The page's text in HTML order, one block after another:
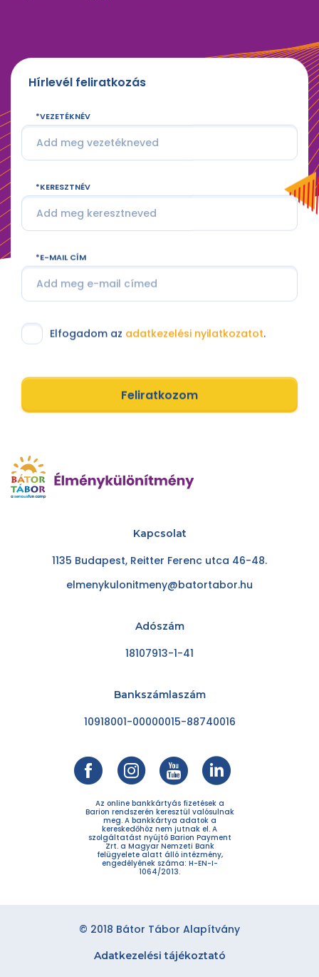
Hírlevél feliratkozás
VEZETÉKNÉV
KERESZTNÉV
E-MAIL CÍM
Elfogadom az adatkezelési nyilatkozatot.
Feliratkozom
Kapcsolat
1135 Budapest, Reitter Ferenc utca 46-48.
elmenykulonitmeny@batortabor.hu
Adószám
18107913-1-41
Bankszámlaszám
10918001-00000015-88740016
Az online bankkártyás fizetések a
Barion rendszerén keresztül valósulnak
meg. A bankkártya adatok a
kereskedőhöz nem jutnak el. A
szolgáltatást nyújtó Barion Payment
Zrt. a Magyar Nemzeti Bank
felügyelete alatt álló intézmény,
engedélyének száma: H-EN-I-
1064/2013.
© 2018 Bátor Tábor Alapítvány
Adatkezelési tájékoztató